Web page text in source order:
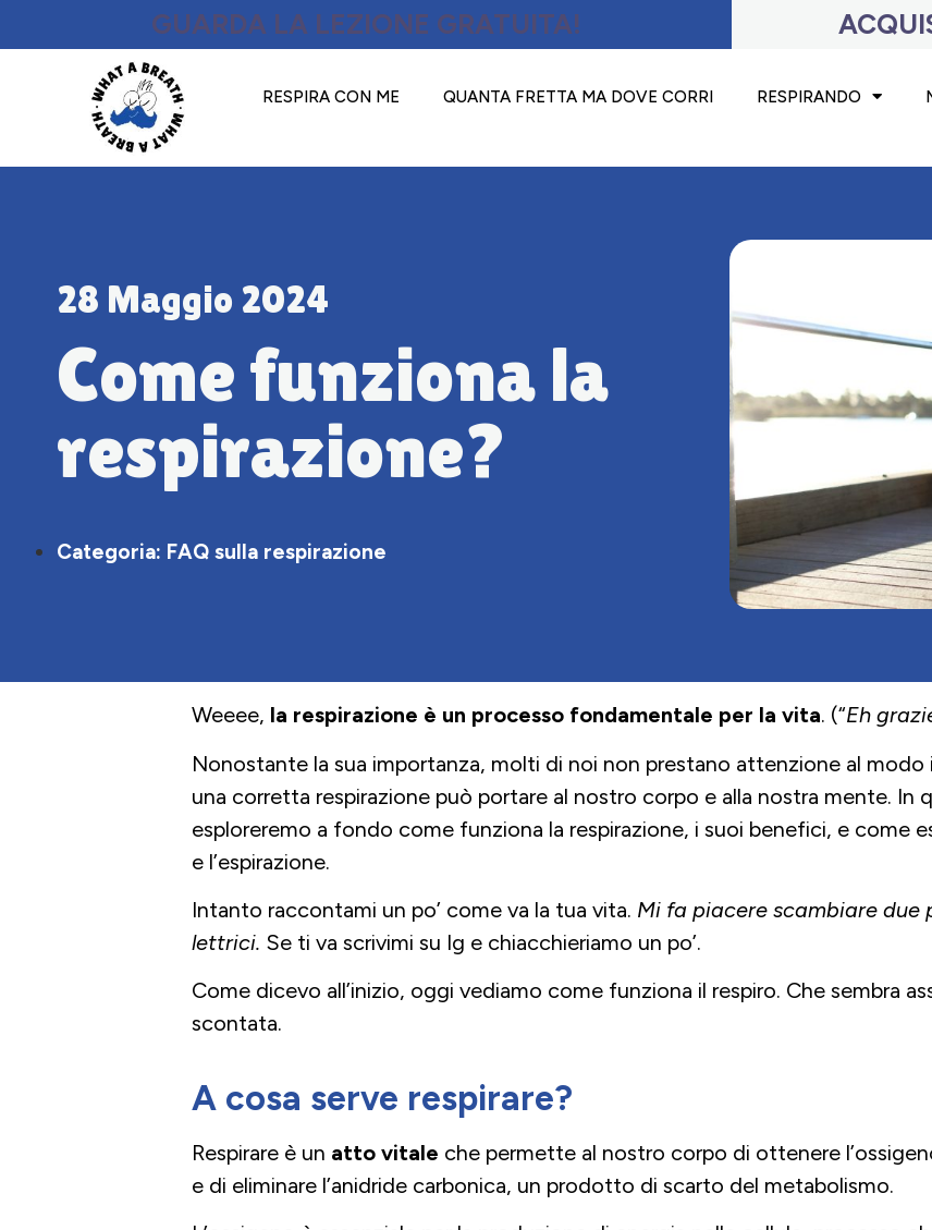
GUARDA LA LEZIONE GRATUITA!
RESPIRA CON ME QUANTA FRETTA MA DOVE CORRI RESPIRANDO
28 Maggio 2024
Come funziona la
respirazione?
Categoria: FAQ sulla respirazione
Weeee, la respirazione è un processo fondamentale per la vita. (“Eh
Nonostante la sua importanza, molti di noi non prestano attenzione al modo
una corretta respirazione può portare al nostro corpo e alla nostra mente. In
esploreremo a fondo come funziona la respirazione, i suoi benefici, e come
e l’espirazione.
Intanto raccontami un po’ come va la tua vita. Mi fa piacere scambiare due
lettrici. Se ti va scrivimi su Ig e chiacchieriamo un po’.
Come dicevo all’inizio, oggi vediamo come funziona il respiro. Che sembra
scontata.
A cosa serve respirare?
Respirare è un atto vitale che permette al nostro corpo di ottenere
e di eliminare l’anidride carbonica, un prodotto di scarto del metabolismo.